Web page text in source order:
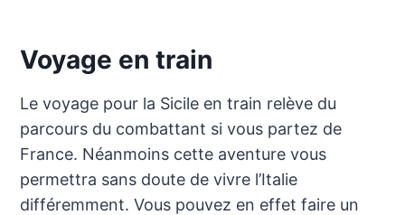
Voyage en train
Le voyage pour la Sicile en train relève du
parcours du combattant si vous partez de
France. Néanmoins cette aventure vous
permettra sans doute de vivre l’Italie
différemment. Vous pouvez en effet faire un